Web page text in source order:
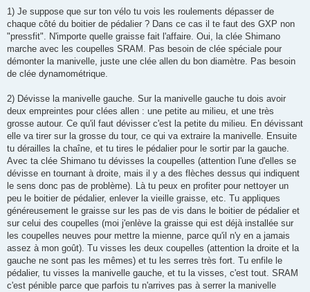
a
g
n
o
l
1) Je suppose que sur ton vélo tu vois les roulements dépasser de
chaque côté du boitier de pédalier ? Dans ce cas il te faut des GXP non
"pressfit". N'importe quelle graisse fait l'affaire. Oui, la clée Shimano
marche avec les coupelles SRAM. Pas besoin de clée spéciale pour
démonter la manivelle, juste une clée allen du bon diamètre. Pas besoin
de clée dynamométrique.
2) Dévisse la manivelle gauche. Sur la manivelle gauche tu dois avoir
deux empreintes pour clées allen : une petite au milieu, et une très
grosse autour. Ce qu'il faut dévisser c'est la petite du milieu. En dévissant
elle va tirer sur la grosse du tour, ce qui va extraire la manivelle. Ensuite
tu dérailles la chaîne, et tu tires le pédalier pour le sortir par la gauche.
Avec ta clée Shimano tu dévisses la coupelles (attention l'une d'elles se
dévisse en tournant à droite, mais il y a des flèches dessus qui indiquent
le sens donc pas de problème). Là tu peux en profiter pour nettoyer un
peu le boitier de pédalier, enlever la vieille graisse, etc. Tu appliques
généreusement le graisse sur les pas de vis dans le boitier de pédalier et
sur celui des coupelles (moi j'enlève la graisse qui est déjà installée sur
les coupelles neuves pour mettre la mienne, parce qu'il n'y en a jamais
assez à mon goût). Tu visses les deux coupelles (attention la droite et la
gauche ne sont pas les mêmes) et tu les serres très fort. Tu enfile le
pédalier, tu visses la manivelle gauche, et tu la visses, c'est tout. SRAM
c'est pénible parce que parfois tu n'arrives pas à serrer la manivelle